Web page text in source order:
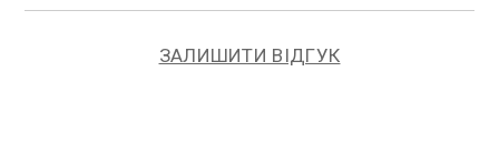
ЗАЛИШИТИ ВІДГУК